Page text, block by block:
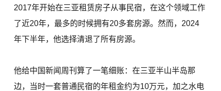
2017年开始在三亚租赁房子从事民宿，在这个领域工作
了近20年，最多的时候拥有20多套房源。然而，2024
年下半年，他选择清退了所有房源。
他给中国新闻周刊算了一笔细账：在三亚半山半岛那
边，当时一套普通民宿的年租金约为10万元，加之水电